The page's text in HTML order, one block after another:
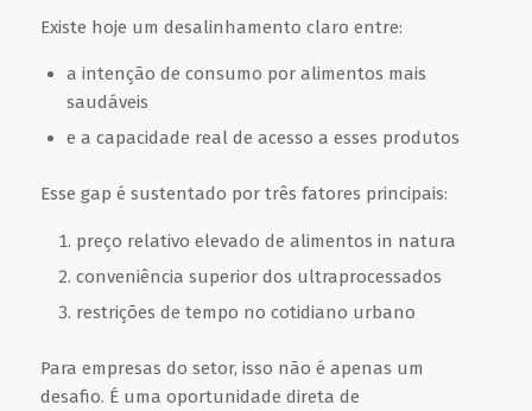
Existe hoje um desalinhamento claro entre:
a intenção de consumo por alimentos mais
saudáveis
e a capacidade real de acesso a esses produtos
Esse gap é sustentado por três fatores principais:
preço relativo elevado de alimentos in natura
conveniência superior dos ultraprocessados
restrições de tempo no cotidiano urbano
Para empresas do setor, isso não é apenas um
desafio. É uma oportunidade direta de